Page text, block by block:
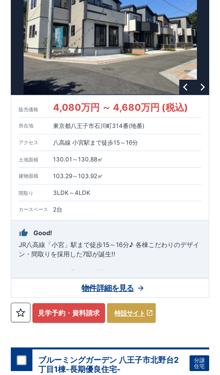
販売価格 4,080万円 ～ 4,680万円 (税込)
所在地 東京都八王子市石川町314番(地番)
アクセス 八高線 小宮駅まで徒歩15～16分
土地面積 130.01～130.88㎡
建物面積 103.29～103.92㎡
間取り 3LDK～4LDK
カースペース 2台
Good!
JR八高線「小宮」駅まで徒歩15～16分♪ ​各棟こだわりのデザイ
ン・間取りを採用した7邸が誕生!!
スマートフォンで見やすい特設サイトはこちら
https://www.e-blooming.com/bukken/22075001/
見学予約・資料請求 特設サイト
物件詳細を見る
ブルーミングガーデン 八王子市北野台2
丁目1棟-長期優良住宅-
分譲
住宅